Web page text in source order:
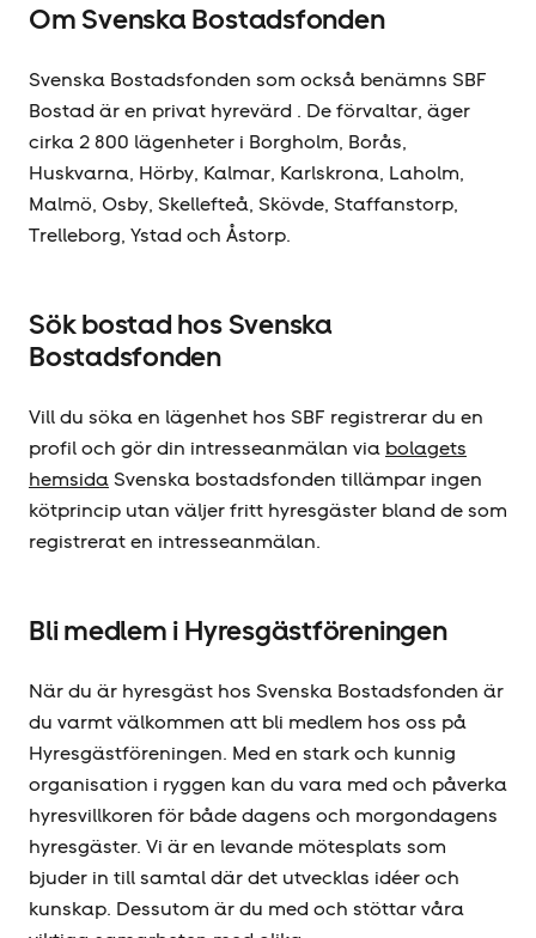
Om Svenska Bostadsfonden
Svenska Bostadsfonden som också benämns SBF
Bostad är en privat hyrevärd . De förvaltar, äger
cirka 2 800 lägenheter i Borgholm, Borås,
Huskvarna, Hörby, Kalmar, Karlskrona, Laholm,
Malmö, Osby, Skellefteå, Skövde, Staffanstorp,
Trelleborg, Ystad och Åstorp.
Sök bostad hos Svenska
Bostadsfonden
Vill du söka en lägenhet hos SBF registrerar du en
profil och gör din intresseanmälan via bolagets
hemsidaSvenska bostadsfonden tillämpar ingen
kötprincip utan väljer fritt hyresgäster bland de som
registrerat en intresseanmälan.
Bli medlem i Hyresgäst­föreningen
När du är hyresgäst hos Svenska Bostadsfonden är
du varmt välkommen att bli medlem hos oss på
Hyresgäst­föreningen. Med en stark och kunnig
organisation i ryggen kan du vara med och påverka
hyresvillkoren för både dagens och morgondagens
hyresgäster. Vi är en levande mötesplats som
bjuder in till samtal där det utvecklas idéer och
kunskap. Dessutom är du med och stöttar våra